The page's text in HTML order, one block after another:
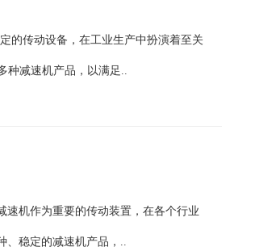
的传动设备，在工业生产中扮演着至关
种减速机产品，以满足..
速机作为重要的传动装置，在各个行业
、稳定的减速机产品，..